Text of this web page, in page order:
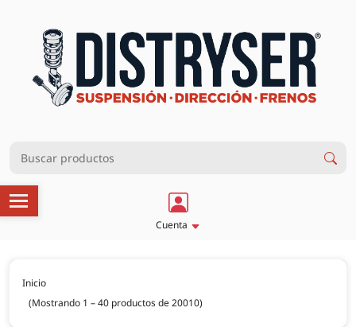
Cuenta
Inicio
(Mostrando 1 – 40 productos de 20010)